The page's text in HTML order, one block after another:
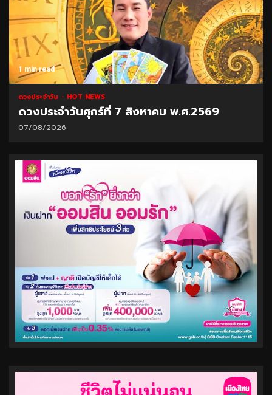
1 min read
ดวงประจำวัน HOT NEWS
ดวงประจำวันศุกร์ที่ 7 สิงหาคม พ.ศ.2569
07/08/2026